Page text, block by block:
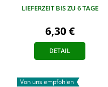
LIEFERZEIT BIS ZU 6 TAGE
6,30 €
DETAIL
Von uns empfohlen